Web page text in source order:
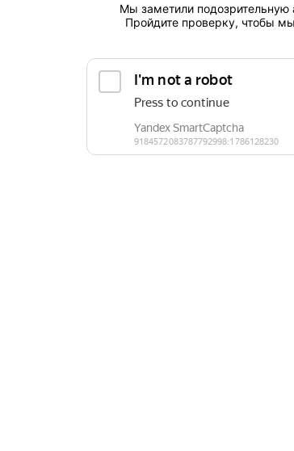
Мы заметили подозрительную
Пройдите проверку, чтобы